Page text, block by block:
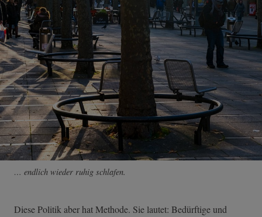
… endlich wieder ruhig schlafen.
Diese Politik aber hat Methode. Sie lautet: Bedürftige und